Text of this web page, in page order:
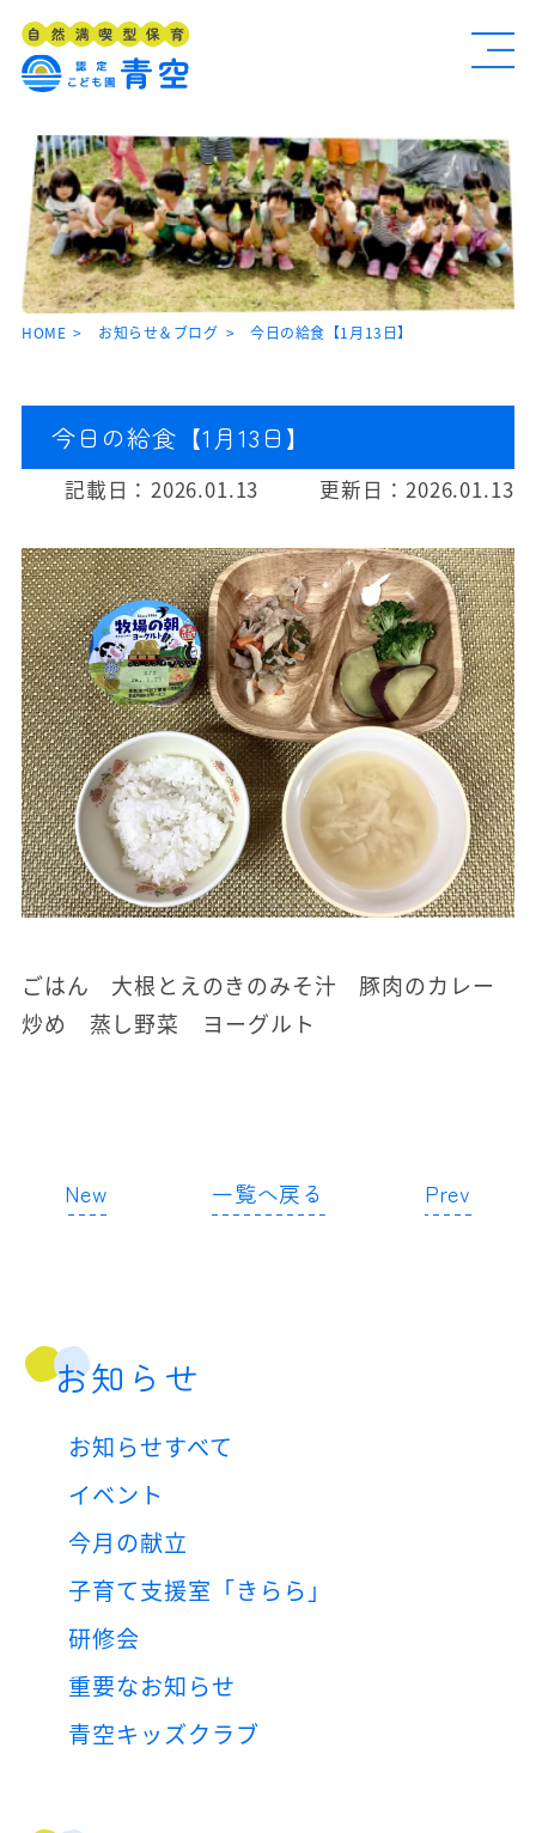
HOME お知らせ＆ブログ 今日の給食【1月13日】
今日の給食【1月13日】
記載日： 2026.01.13 更新日： 2026.01.13
ごはん 大根とえのきのみそ汁 豚肉のカレー
炒め 蒸し野菜 ヨーグルト
New 一覧へ戻る Prev
お知らせ
お知らせすべて
イベント
今月の献立
子育て支援室「きらら」
研修会
重要なお知らせ
青空キッズクラブ